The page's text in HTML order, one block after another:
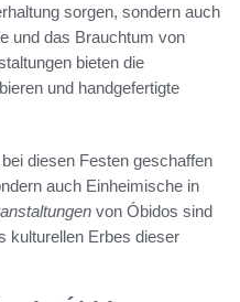
sorgen, sondern auch
und das Brauchtum von
bieten die
und handgefertigte
diesen Festen geschaffen
auch Einheimische in
von Óbidos sind
kulturellen Erbes dieser